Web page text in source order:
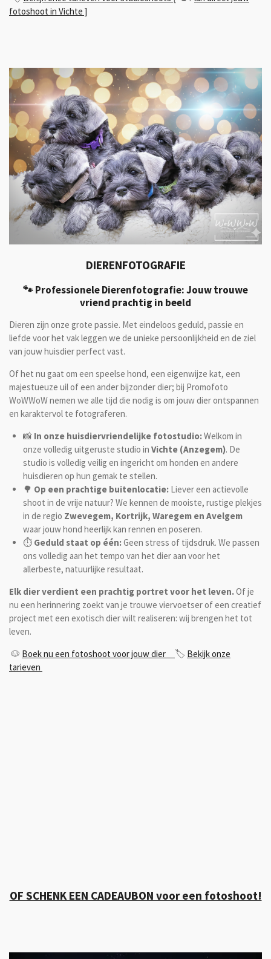
fotoshoot in Vichte ]
DIERENFOTOGRAFIE
🐾 Professionele Dierenfotografie: Jouw trouwe
vriend prachtig in beeld
Dieren zijn onze grote passie. Met eindeloos geduld, passie en
liefde voor het vak leggen we de unieke persoonlijkheid en de ziel
van jouw huisdier perfect vast.
Of het nu gaat om een speelse hond, een eigenwijze kat, een
majestueuze uil of een ander bijzonder dier; bij Promofoto
WoWWoW nemen we alle tijd die nodig is om jouw dier ontspannen
en karaktervol te fotograferen.
📸 In onze huisdiervriendelijke fotostudio:Welkom in
onze volledig uitgeruste studio in Vichte (Anzegem). De
studio is volledig veilig en ingericht om honden en andere
huisdieren op hun gemak te stellen.
🌳 Op een prachtige buitenlocatie:Liever een actievolle
shoot in de vrije natuur? We kennen de mooiste, rustige plekjes
in de regio Zwevegem, Kortrijk, Waregem en Avelgem
waar jouw hond heerlijk kan rennen en poseren.
⏱️ Geduld staat op één:Geen stress of tijdsdruk. We passen
ons volledig aan het tempo van het dier aan voor het
allerbeste, natuurlijke resultaat.
Elk dier verdient een prachtig portret voor het leven.Of je
nu een herinnering zoekt van je trouwe viervoetser of een creatief
project met een exotisch dier wilt realiseren: wij brengen het tot
leven.
🐶 Boek nu een fotoshoot voor jouw dier 🏷️ Bekijk onze
tarieven
OF SCHENK EEN CADEAUBON voor een fotoshoot!